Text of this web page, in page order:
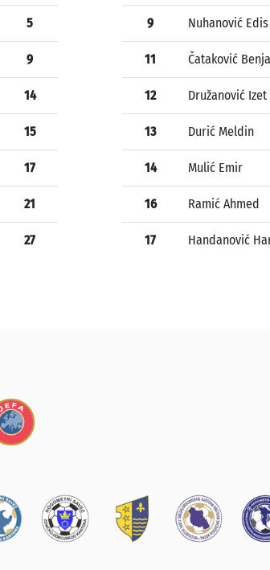
5
9
14
15
17
21
27
9 Nuhanović Edis
11 Čataković
12 Družanović Izet
13 Durić Meldin
14 Mulić Emir
16 Ramić Ahmed
17 Handanović